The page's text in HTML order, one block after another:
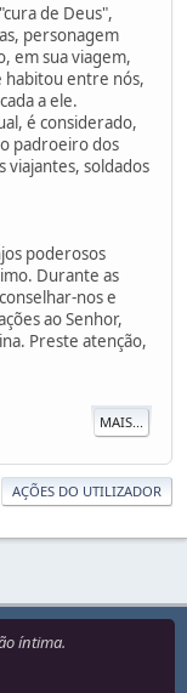
de Deus",
personagem
em sua viagem,
habitou entre nós,
a ele.
é considerado,
padroeiro dos
viajantes, soldados
poderosos
Durante as
nos e
ao Senhor,
Preste atenção,
MAIS...
AÇÕES DO UTILIZADOR
íntima.